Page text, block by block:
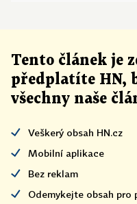
Tento článek je
předplatíte HN,
všechny naše
Veškerý obsah HN.cz
Mobilní aplikace
Bez reklam
Odemykejte obsah pro